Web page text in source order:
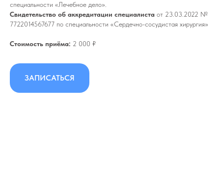
специальности «Лечебное дело».
Свидетельство об аккредитации специалиста от 23.03.2022 №
7722014567677 по специальности «Сердечно-сосудистая хирургия»
Стоимость приёма: 2 000 ₽
ЗАПИСАТЬСЯ